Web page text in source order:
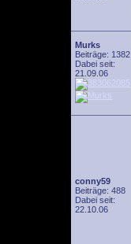
Murks
Beiträge: 1382
Dabei seit:
21.09.06
conny59
Beiträge: 488
Dabei seit:
22.10.06